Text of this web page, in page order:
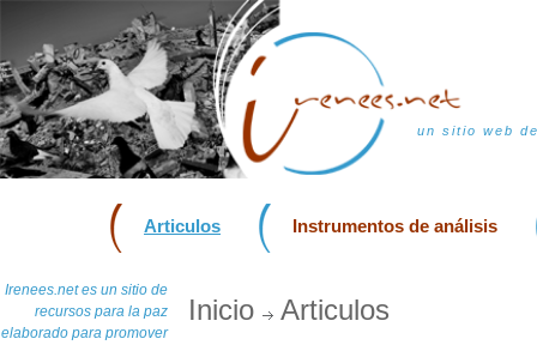
un sitio web
Articulos Instrumentos de análisis
Irenees.net es un sitio de
recursos para la paz
elaborado para promover
Inicio Articulos